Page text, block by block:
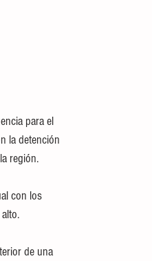
para el
la detención
región.
con los
de una